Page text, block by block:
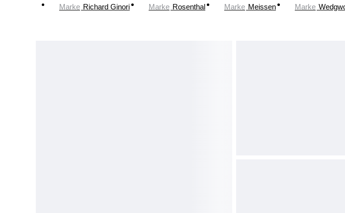
Marke Richard Ginori Marke Rosenthal Marke Meissen Marke